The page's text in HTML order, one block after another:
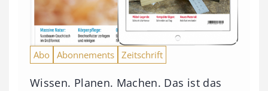
Abo Abonnements Zeitschrift
Wissen. Planen. Machen. Das ist das